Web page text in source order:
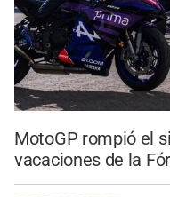
MotoGP rompió el
vacaciones de la